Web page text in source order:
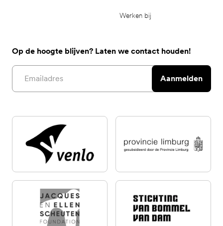
Werken bij
Op de hoogte blijven? Laten we contact houden!
Email address
Aanmelden